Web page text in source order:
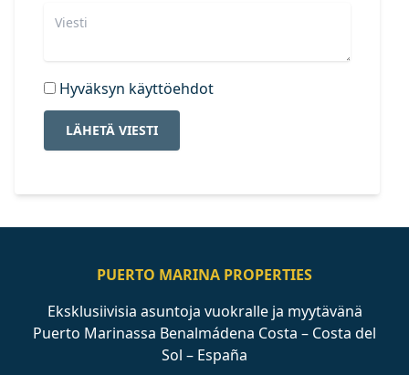
Hyväksyn käyttöehdot
LÄHETÄ VIESTI
PUERTO MARINA PROPERTIES
Eksklusiivisia asuntoja vuokralle ja myytävänä
Puerto Marinassa Benalmádena Costa – Costa del
Sol – España